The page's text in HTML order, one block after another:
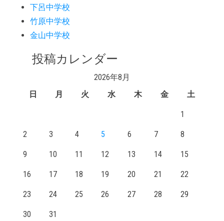
下呂中学校
竹原中学校
金山中学校
投稿カレンダー
2026年8月
日
月 火 水 木 金 土
1
2 3 4 5 6 7 8
9 10 11 12 13 14 15
16 17 18 19 20 21 22
23 24 25 26 27 28 29
30 31